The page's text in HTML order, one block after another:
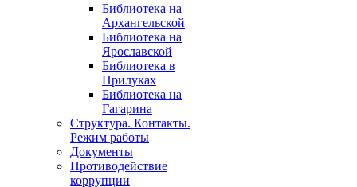
Библиотека на
Архангельской
Библиотека на
Ярославской
Библиотека в
Прилуках
Библиотека на
Гагарина
Структура. Контакты.
Режим работы
Документы
Противодействие
коррупции